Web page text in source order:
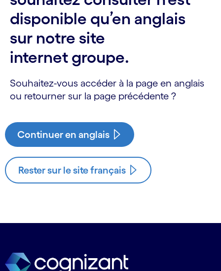
disponible qu’en anglais
sur notre site
internet groupe.
Souhaitez-vous accéder à la page en anglais
ou retourner sur la page précédente ?
Continuer en anglais
Rester sur le site français